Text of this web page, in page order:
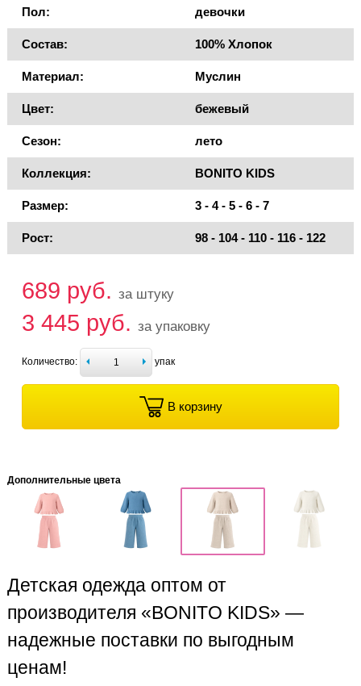
Пол: девочки
Состав: 100% Хлопок
Материал: Муслин
Цвет: бежевый
Сезон: лето
Коллекция: BONITO KIDS
Размер: 3 - 4 - 5 - 6 - 7
Рост: 98 - 104 - 110 - 116 - 122
689 руб. за штуку
3 445 руб. за упаковку
Количество: упак
В корзину
Дополнительные цвета
Детская одежда оптом от
производителя «BONITO KIDS» —
надежные поставки по выгодным
ценам!